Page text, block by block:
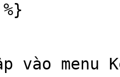
vào menu